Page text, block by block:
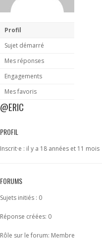
Profil
Sujet démarré
Mes réponses
Engagements
Mes favoris
@ERIC
PROFIL
Inscrit·e : il y a 18 années et 11 mois
FORUMS
Sujets initiés : 0
Réponse créées: 0
Rôle sur le forum: Membre